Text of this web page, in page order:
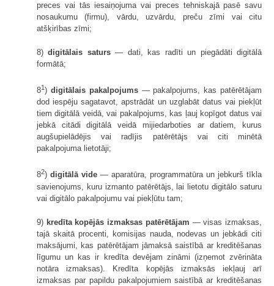
preces vai tās iesaiņojuma vai preces tehniskajā pasē savu
nosaukumu (firmu), vārdu, uzvārdu, preču zīmi vai citu
atšķirības zīmi;
8)digitālais saturs— dati, kas radīti un piegādāti digitālā
formātā;
81) digitālais pakalpojums— pakalpojums, kas patērētājam
dod iespēju sagatavot, apstrādāt un uzglabāt datus vai piekļūt
tiem digitālā veidā, vai pakalpojums, kas ļauj kopīgot datus vai
jebkā citādi digitālā veidā mijiedarboties ar datiem, kurus
augšupielādējis vai radījis patērētājs vai citi minētā
pakalpojuma lietotāji;
82) digitālā vide — aparatūra, programmatūra un jebkurš tīkla
savienojums, kuru izmanto patērētājs, lai lietotu digitālo saturu
vai digitālo pakalpojumu vai piekļūtu tam;
9) kredīta kopējās izmaksas patērētājam — visas izmaksas,
tajā skaitā procenti, komisijas nauda, nodevas un jebkādi citi
maksājumi, kas patērētājam jāmaksā saistībā ar kreditēšanas
līgumu un kas ir kredīta devējam zināmi (izņemot zvērināta
notāra izmaksas). Kredīta kopējās izmaksās iekļauj arī
izmaksas par papildu pakalpojumiem saistībā ar kreditēšanas